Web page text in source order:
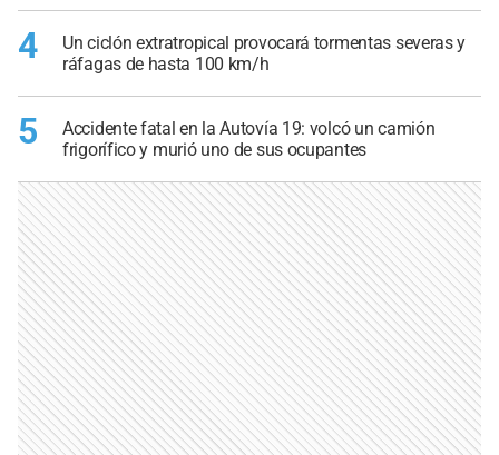
4
Un ciclón extratropical provocará tormentas severas y
ráfagas de hasta 100 km/h
5
Accidente fatal en la Autovía 19: volcó un camión
frigorífico y murió uno de sus ocupantes